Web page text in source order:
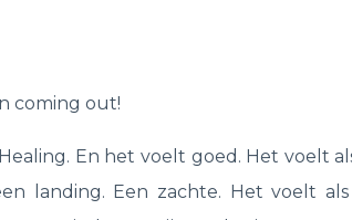
coming out!
En het voelt goed. Het voelt
landing. Een zachte. Het voelt